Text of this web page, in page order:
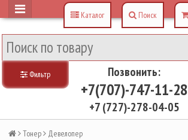
Позвонить:
+7(707)-747-11-28
+7 (727)-278-04-05
Каталог Поиск
Тонер Девелопер
Фильтр